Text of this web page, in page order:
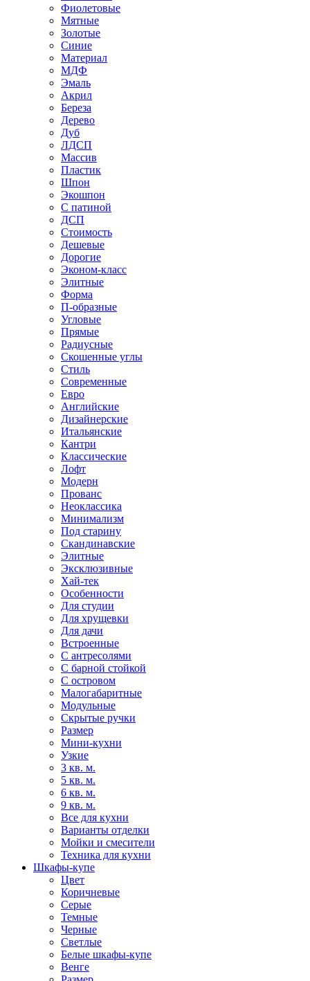
Фиолетовые
Мятные
Золотые
Синие
Материал
МДФ
Эмаль
Акрил
Береза
Дерево
Дуб
ЛДСП
Массив
Пластик
Шпон
Экошпон
С патиной
ДСП
Стоимость
Дешевые
Дорогие
Эконом-класс
Элитные
Форма
П-образные
Угловые
Прямые
Радиусные
Скошенные углы
Стиль
Современные
Евро
Английские
Дизайнерские
Итальянские
Кантри
Классические
Лофт
Модерн
Прованс
Неоклассика
Минимализм
Под старину
Скандинавские
Элитные
Эксклюзивные
Хай-тек
Особенности
Для студии
Для хрущевки
Для дачи
Встроенные
С антресолями
С барной стойкой
С островом
Малогабаритные
Модульные
Скрытые ручки
Размер
Мини-кухни
Узкие
3 кв. м.
5 кв. м.
6 кв. м.
9 кв. м.
Все для кухни
Варианты отделки
Мойки и смесители
Техника для кухни
Шкафы-купе
Цвет
Коричневые
Серые
Темные
Черные
Светлые
Белые шкафы-купе
Венге